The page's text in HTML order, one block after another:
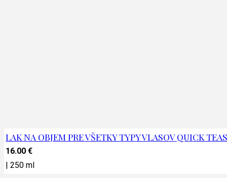
LAK NA OBJEM PRE VŠETKY TYPY VLASOV QUICK
16.00€
|250 ml